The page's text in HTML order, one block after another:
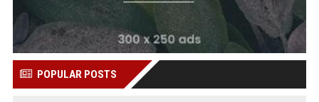
POPULAR POSTS